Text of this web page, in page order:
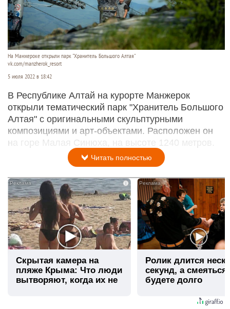
На Манжероке открыли парк "Хранитель Большого Алтая"
vk.com/manzherok_resort
5 июля 2022 в 18:42
В Республике Алтай на курорте Манжерок
открыли тематический парк "Хранитель Большого
Алтая" с оригинальными скульптурными
композициями и арт-объектами. Расположен он
на горе Малая Синюха, на высоте 1240 метров.
Читать полностью
i
Скрытая камера на
пляже Крыма: Что люди
вытворяют, когда их не
Ролик длится
секунд, а
будете долго